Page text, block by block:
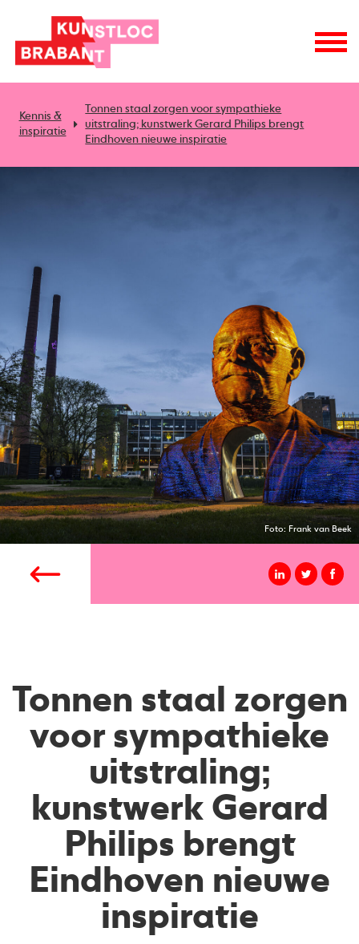
Kennis &
inspiratie
Tonnen staal zorgen voor sympathieke
uitstraling; kunstwerk Gerard Philips brengt
Eindhoven nieuwe inspiratie
Foto: Frank van Beek
Tonnen staal zorgen
voor sympathieke
uitstraling;
kunstwerk Gerard
Philips brengt
Eindhoven nieuwe
inspiratie